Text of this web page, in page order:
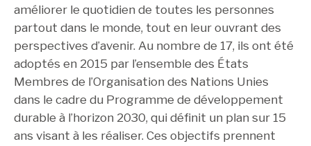
améliorer le quotidien de toutes les personnes
partout dans le monde, tout en leur ouvrant des
perspectives d’avenir. Au nombre de 17, ils ont été
adoptés en 2015 par l’ensemble des États
Membres de l’Organisation des Nations Unies
dans le cadre du Programme de développement
durable à l’horizon 2030, qui définit un plan sur 15
ans visant à les réaliser. Ces objectifs prennent